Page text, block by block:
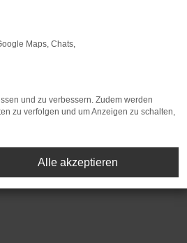
Tel.: +49
Fax: +49
Mail:
Maps, Chats,
und zu verbessern. Zudem werden
zu verfolgen und um Anzeigen zu schalten,
Alle akzeptieren